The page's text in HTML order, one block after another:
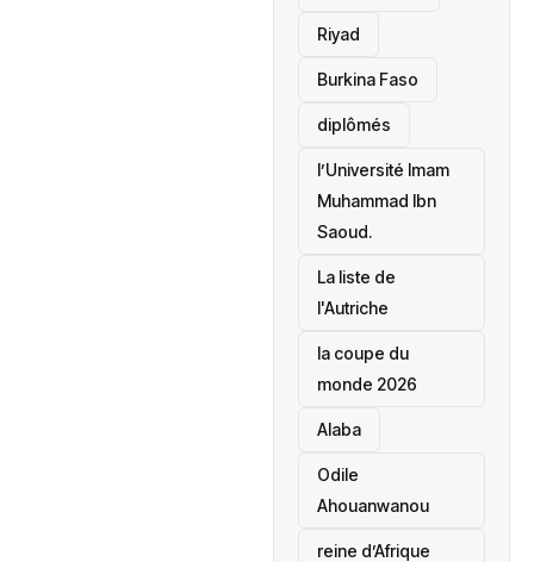
Riyad
Burkina Faso
diplômés
l’Université Imam
Muhammad Ibn
Saoud.
‎La liste de
l'Autriche
la coupe du
monde 2026
Alaba
Odile
Ahouanwanou
reine d’Afrique